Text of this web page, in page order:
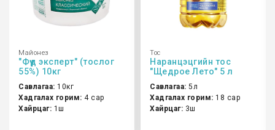
Майонез
"Фүүд эксперт" (тослог
55%) 10кг
Савлагаа: 10кг
Хадгалах горим: 4 сар
Хайрцаг: 1ш
Тос
Наранцэцгийн тос
"Щедрое Лето" 5 л
Савлагаа: 5л
Хадгалах горим: 18 сар
Хайрцаг: 3ш